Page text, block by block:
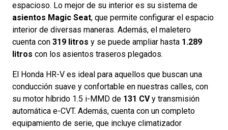
espacioso. Lo mejor de su interior es su sistema de
asientos Magic Seat, que permite configurar el espacio
interior de diversas maneras. Además, el maletero
cuenta con 319 litros y se puede ampliar hasta 1.289
litros con los asientos traseros plegados.
El Honda HR-V es ideal para aquellos que buscan una
conducción suave y confortable en nuestras calles, con
su motor híbrido 1.5 i-MMD de 131 CVy transmisión
automática e-CVT. Además, cuenta con un completo
equipamiento de serie, que incluye climatizador